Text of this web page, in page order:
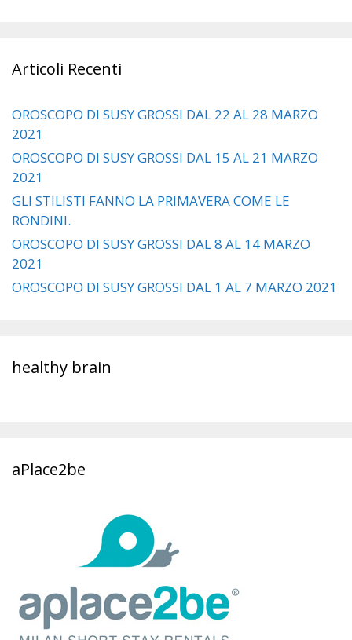
Articoli Recenti
OROSCOPO DI SUSY GROSSI DAL 22 AL 28 MARZO
2021
OROSCOPO DI SUSY GROSSI DAL 15 AL 21 MARZO
2021
GLI STILISTI FANNO LA PRIMAVERA COME LE
RONDINI.
OROSCOPO DI SUSY GROSSI DAL 8 AL 14 MARZO
2021
OROSCOPO DI SUSY GROSSI DAL 1 AL 7 MARZO 2021
healthy brain
aPlace2be